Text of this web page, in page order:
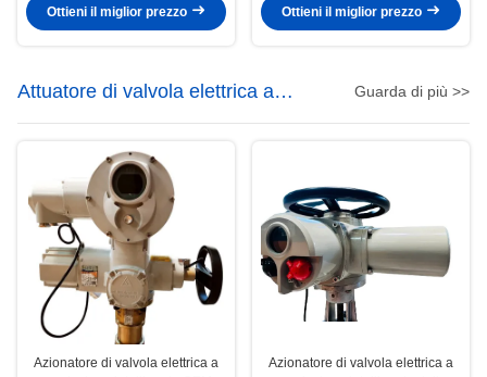
elettrica
Ottieni il miglior prezzo
Control
Ottieni il miglior prezzo
Attuatore di valvola elettrica a
regolazione intelligente
Guarda di più >>
Azionatore di valvola elettrica a
Azionatore di valvola elettrica a